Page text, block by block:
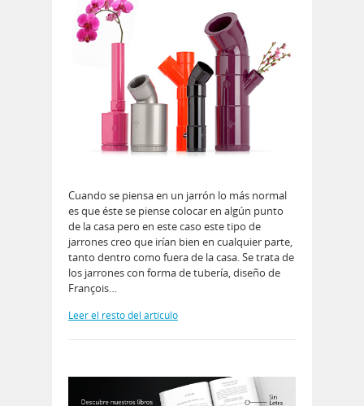
Cuando se piensa en un jarrón lo más normal
es que éste se piense colocar en algún punto
de la casa pero en este caso este tipo de
jarrones creo que irían bien en cualquier parte,
tanto dentro como fuera de la casa. Se trata de
los jarrones con forma de tubería, diseño de
François…
Leer el resto del artículo